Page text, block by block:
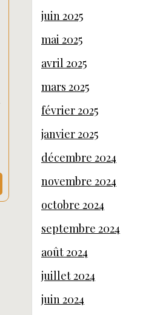
juin 2025
mai 2025
avril 2025
mars 2025
février 2025
janvier 2025
décembre 2024
novembre 2024
octobre 2024
septembre 2024
août 2024
juillet 2024
juin 2024